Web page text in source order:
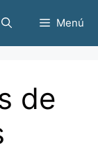
Menú
de